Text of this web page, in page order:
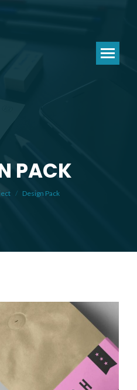
PACK
ici :
Design Pack